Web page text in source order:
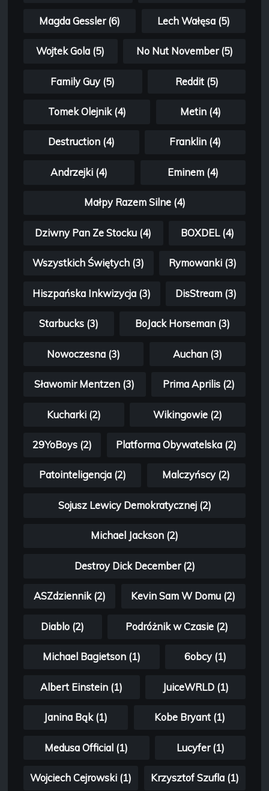
Magda Gessler (6) Lech Wałęsa (5)
Wojtek Gola (5) No Nut November (5)
Family Guy (5) Reddit (5)
Tomek Olejnik (4) Metin (4)
Destruction (4) Franklin (4)
Andrzejki (4) Eminem (4)
Małpy Razem Silne (4)
Dziwny Pan Ze Stocku (4) BOXDEL (4)
Wszystkich Świętych (3) Rymowanki (3)
Hiszpańska Inkwizycja (3) DisStream (3)
Starbucks (3) BoJack Horseman (3)
Nowoczesna (3) Auchan (3)
Sławomir Mentzen (3) Prima Aprilis (2)
Kucharki (2) Wikingowie (2)
29YoBoys (2) Platforma Obywatelska (2)
Patointeligencja (2) Malczyńscy (2)
Sojusz Lewicy Demokratycznej (2)
Michael Jackson (2)
Destroy Dick December (2)
ASZdziennik (2) Kevin Sam W Domu (2)
Diablo (2) Podróżnik w Czasie (2)
Michael Bagietson (1) 6obcy (1)
Albert Einstein (1) JuiceWRLD (1)
Janina Bąk (1) Kobe Bryant (1)
Medusa Official (1) Lucyfer (1)
Wojciech Cejrowski (1) Krzysztof Szufla (1)